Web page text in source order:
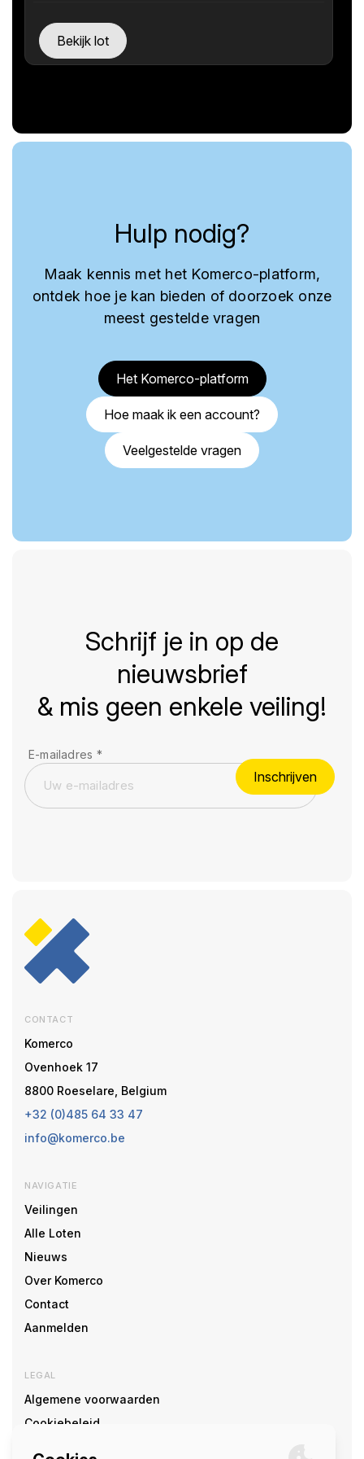
Bekijk lot
Hulp nodig?
Maak kennis met het Komerco-platform,
ontdek hoe je kan bieden of doorzoek onze
meest gestelde vragen
Het Komerco-platform
Hoe maak ik een account?
Veelgestelde vragen
Schrijf je in op de
nieuwsbrief
& mis geen enkele veiling!
E-mailadres *
Inschrijven
CONTACT
Komerco
Ovenhoek 17
8800 Roeselare, Belgium
+32 (0)485 64 33 47
info@komerco.be
NAVIGATIE
Veilingen
Alle Loten
Nieuws
Over Komerco
Contact
Aanmelden
LEGAL
Algemene voorwaarden
Cookiebeleid